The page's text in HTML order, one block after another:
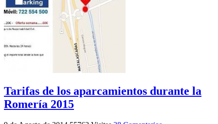
Tarifas de los aparcamientos durante la
Romería 2015